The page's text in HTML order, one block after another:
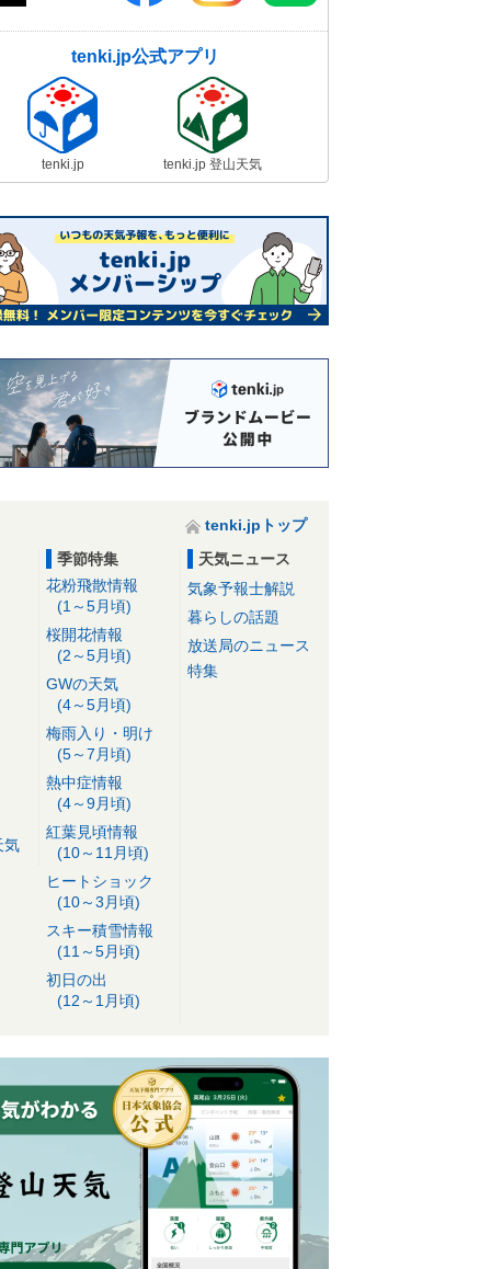
tenki.jp公式アプリ
tenki.jp tenki.jp 登山天気
tenki.jpトップ
気
季節特集
花粉飛散情報
(1～5月頃)
桜開花情報
(2～5月頃)
GWの天気
(4～5月頃)
梅雨入り・明け
(5～7月頃)
熱中症情報
(4～9月頃)
紅葉見頃情報
(10～11月頃)
ヒートショック
(10～3月頃)
スキー積雪情報
(11～5月頃)
初日の出
(12～1月頃)
天気ニュース
気象予報士解説
暮らしの話題
放送局のニュース
特集